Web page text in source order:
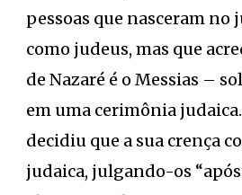
pessoas que nasceram no
como judeus, mas que
de Nazaré é o Messias –
em uma cerimônia
decidiu que a sua crença
judaica, julgando-os